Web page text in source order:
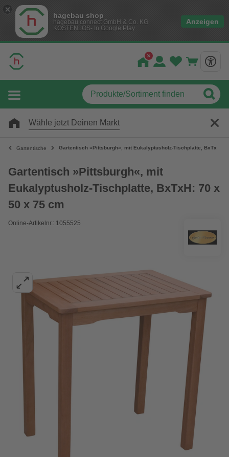
hagebau shop
hagebau connect GmbH & Co. KG
KOSTENLOS- In Google Play
Anzeigen
Wähle jetzt Deinen Markt
Gartentische Gartentisch »Pittsburgh«, mit Eukalyptusholz-Tischplatte, BxTxH:
Gartentisch »Pittsburgh«, mit
Eukalyptusholz-Tischplatte, BxTxH: 70 x
50 x 75 cm
Online-Artikelnr.: 1055525